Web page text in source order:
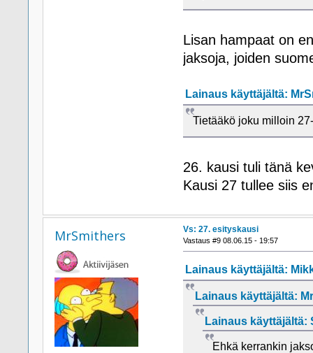
Lisan hampaat on
jaksoja, joiden
Lainaus käyttäjältä:
Tietääkö joku milloin
26. kausi tuli tänä
Kausi 27 tullee siis
MrSmithers Vs: 27. esityskausi
Vastaus #9 08.06.15 - 19:57
Lainaus käyttäjältä:
Lainaus käyttäjältä:
Lainaus käyttäjältä:
Ehkä kerrankin